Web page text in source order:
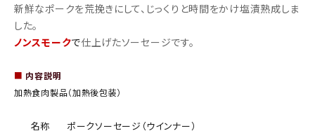
新鮮なポークを荒挽きにして、じっくりと時間をかけ塩漬熟成しま
した。
ノンスモークで仕上げたソーセージです。
■ 内容説明
加熱食肉製品（加熱後包装）
名称
ポークソーセージ（ウインナー）